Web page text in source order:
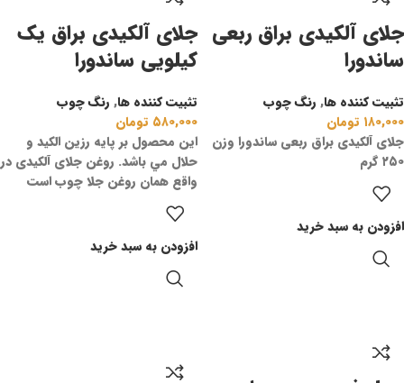
جلای آلکیدی براق ربعی
ساندورا
تثبیت کننده ها, رنگ چوب
۱۸۰,۰۰۰ تومان
جلای آلکیدی براق ربعی ساندورا وزن
۲۵۰ گرم
افزودن به سبد خرید
جلای آلکیدی براق یک
کیلویی ساندورا
تثبیت کننده ها, رنگ چوب
۵۸۰,۰۰۰ تومان
اين محصول بر پايه رزين الكيد و
حلال مي باشد. روغن جلای آلکیدی در
واقع همان روغن جلا چوب است
افزودن به سبد خرید